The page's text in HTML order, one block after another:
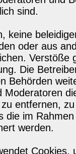
sind.
keine
oder aus
Verstöße
Die
Behörden
Moderatoren
entfernen,
die im
werden.